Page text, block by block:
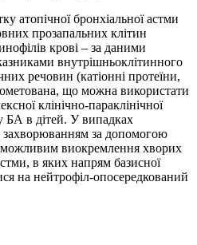
атопічної бронхіальної астми
прозапальних клітин
крові – за даними
внут­рішньоклітинного
речовин (катіонні протеїни,
що можна використати
клінічно-параклінічної
БА в дітей. У випадках
за допомогою
можливим виокремлення хворих
в яких напрям базисної
на нейтрофіл-опосередкований